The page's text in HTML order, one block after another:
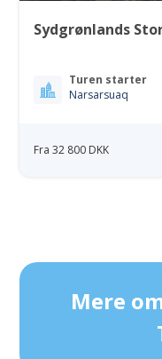
Sydgrønlands
Turen starter
Narsarsuaq
Fra 32 800 DKK
Mere